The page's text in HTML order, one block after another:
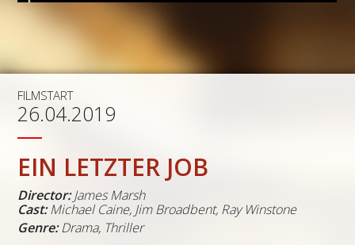
FILMSTART
26.04.2019
EIN LETZTER JOB
Director: James Marsh
Cast: Michael Caine, Jim Broadbent, Ray Winstone
Genre:Drama, Thriller